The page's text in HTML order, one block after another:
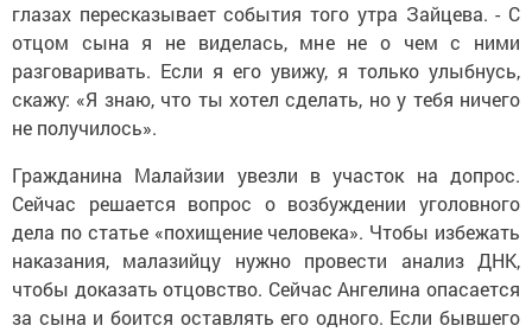
глазах пересказывает события того утра Зайцева. - С
отцом сына я не виделась, мне не о чем с ними
разговаривать. Если я его увижу, я только улыбнусь,
скажу: «Я знаю, что ты хотел сделать, но у тебя ничего
не получилось».
Гражданина Малайзии увезли в участок на допрос.
Сейчас решается вопрос о возбуждении уголовного
дела по статье «похищение человека». Чтобы избежать
наказания, малазийцу нужно провести анализ ДНК,
чтобы доказать отцовство. Сейчас Ангелина опасается
за сына и боится оставлять его одного. Если бывшего